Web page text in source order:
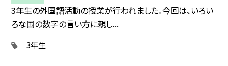
3年生の外国語活動の授業が行われました。今回は、いろい
ろな国の数字の言い方に親し...
3年生